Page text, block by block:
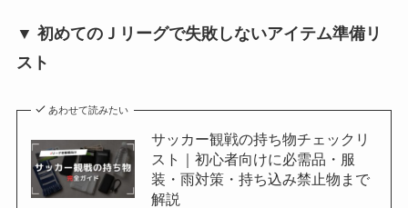
▼ 初めてのＪリーグで失敗しないアイテム準備リ
スト
あわせて読みたい
サッカー観戦の持ち物チェックリ
スト｜初心者向けに必需品・服
装・雨対策・持ち込み禁止物まで
解説